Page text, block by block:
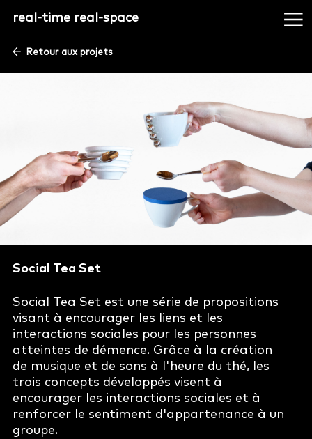
real-time real-space
Retour aux projets
Social Tea Set
Social Tea Set est une série de propositions
visant à encourager les liens et les
interactions sociales pour les personnes
atteintes de démence. Grâce à la création
de musique et de sons à l'heure du thé, les
trois concepts développés visent à
encourager les interactions sociales et à
renforcer le sentiment d'appartenance à un
groupe.